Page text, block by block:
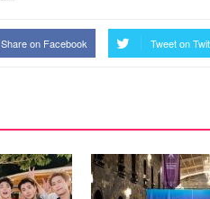
Share on Facebook Tweet on